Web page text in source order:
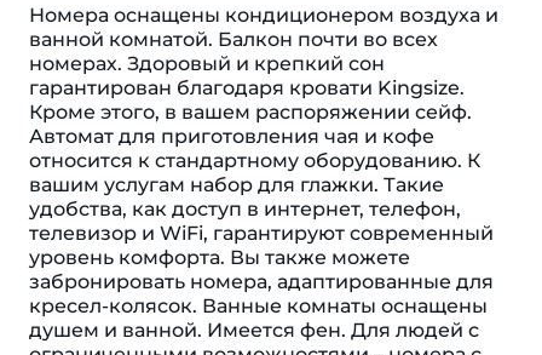
Номера оснащены кондиционером воздуха и
ванной комнатой. Балкон почти во всех
номерах. Здоровый и крепкий сон
гарантирован благодаря кровати Kingsize.
Кроме этого, в вашем распоряжении сейф.
Автомат для приготовления чая и кофе
относится к стандартному оборудованию. К
вашим услугам набор для глажки. Такие
удобства, как доступ в интернет, телефон,
телевизор и WiFi, гарантируют современный
уровень комфорта. Вы также можете
забронировать номера, адаптированные для
кресел-колясок. Ванные комнаты оснащены
душем и ванной. Имеется фен. Для людей с